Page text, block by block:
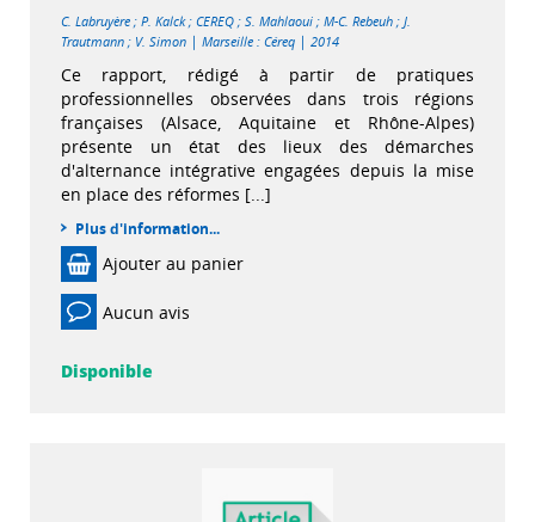
C. Labruyère ; P. Kalck; CEREQ ; S. Mahlaoui ; M-C. Rebeuh ; J.
Trautmann ; V. Simon | Marseille : Céreq | 2014
Ce rapport, rédigé à partir de pratiques
professionnelles observées dans trois régions
françaises (Alsace, Aquitaine et Rhône-Alpes)
présente un état des lieux des démarches
d'alternance intégrative engagées depuis la mise
en place des réformes [...]
Plus d'information...
Ajouter au panier
Aucun avis
Disponible